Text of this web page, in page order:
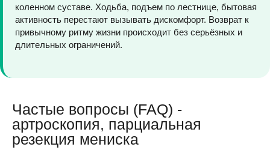
коленном суставе. Ходьба, подъем по лестнице, бытовая
активность перестают вызывать дискомфорт. Возврат к
привычному ритму жизни происходит без серьёзных и
длительных ограничений.
Частые вопросы (FAQ) -
артроскопия, парциальная
резекция мениска